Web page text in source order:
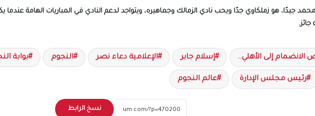
جيدًا، هو زملكاوي جدًا ويحب نادي الزمالك وجماهيره، ويتواجد لدعم النادي في المباريات الهامة عندما
الانضمام إلى الأهلي.. إسلام جابر الإعلامية دعاء نصر النجوم بوابة
رئيس مجلس الإدارة عالم النجوم
نسخ الرابط